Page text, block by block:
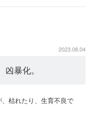
2023.08.04
暴化。
枯れたり、生育不良で